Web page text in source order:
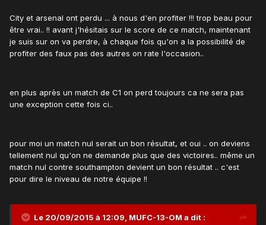
City et arsenal ont perdu ... à nous d'en profiter !!! trop beau pour
être vrai.. !! avant j'hésitais sur le score de ce match, maintenant
je suis sur on va perdre, à chaque fois qu'on a la possibilité de
profiter des faux pas des autres on rate l'occasion..
en plus après un match de C1 on perd toujours ca ne sera pas
une exception cette fois ci..
pour moi un match nul serait un bon résultat, et oui .. on deviens
tellement nul qu'on ne demande plus que des victoires.. même un
match nul contre southampton devient un bon résultat .. c'est
pour dire le niveau de notre équipe !!
Le 20/09/2015 à 12:09, MUFC-13-OM a dit :